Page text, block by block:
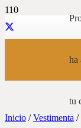
ha
tu
Inicio /Vestimenta /